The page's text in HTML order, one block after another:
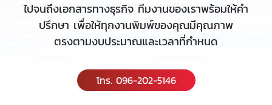
ไปจนถึงเอกสารทางธุรกิจ ทีมงานของเราพร้อมให้คำ
ปรึกษา เพื่อให้ทุกงานพิมพ์ของคุณมีคุณภาพ
ตรงตามงบประมาณและเวลาที่กำหนด
โทร. 096-202-5146